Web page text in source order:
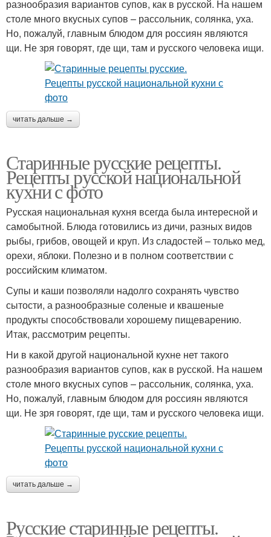
разнообразия вариантов супов, как в русской. На нашем
столе много вкусных супов – рассольник, солянка, уха.
Но, пожалуй, главным блюдом для россиян являются
щи. Не зря говорят, где щи, там и русского человека ищи.
читать дальше →
Старинные русские рецепты.
Рецепты русской национальной
кухни с фото
Русская национальная кухня всегда была интересной и
самобытной. Блюда готовились из дичи, разных видов
рыбы, грибов, овощей и круп. Из сладостей – только мед,
орехи, яблоки. Полезно и в полном соответствии с
российским климатом.
Супы и каши позволяли надолго сохранять чувство
сытости, а разнообразные соленые и квашеные
продукты способствовали хорошему пищеварению.
Итак, рассмотрим рецепты.
Ни в какой другой национальной кухне нет такого
разнообразия вариантов супов, как в русской. На нашем
столе много вкусных супов – рассольник, солянка, уха.
Но, пожалуй, главным блюдом для россиян являются
щи. Не зря говорят, где щи, там и русского человека ищи.
читать дальше →
Русские старинные рецепты.